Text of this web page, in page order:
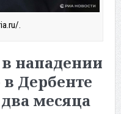
.
нападении
Дербенте
месяца